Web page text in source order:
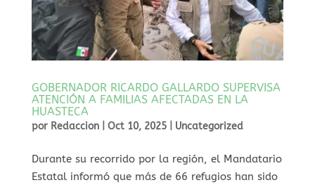
GOBERNADOR RICARDO GALLARDO SUPERVISA
ATENCIÓN A FAMILIAS AFECTADAS EN LA
HUASTECA
por Redaccion| Oct 10, 2025| Uncategorized
⁠Durante su recorrido por la región, el Mandatario
Estatal informó que más de 66 refugios han sido